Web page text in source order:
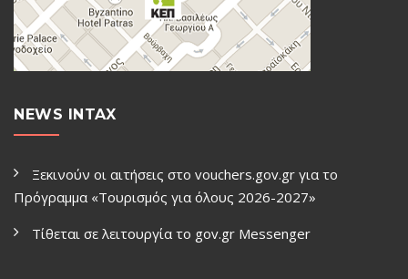
NEWS INTAX
Ξεκινούν οι αιτήσεις στο vouchers.gov.gr για το
Πρόγραμμα «Τουρισμός για όλους 2026-2027»
Τίθεται σε λειτουργία το gov.gr Μessenger